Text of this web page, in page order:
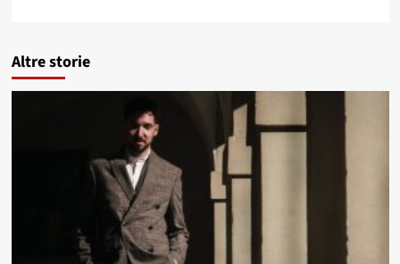
Altre storie